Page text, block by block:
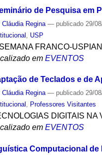
de Pesquisa em
Cláudia Regina — publicado 29/
USP
SEMANA FRANCO-
em EVENTOS
de Teclados e de
Cláudia Regina — publicado 29/
, Professores Visitantes
DIGITAIS NA
em EVENTOS
Computacional